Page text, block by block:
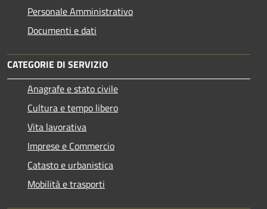
Personale Amministrativo
Documenti e dati
CATEGORIE DI SERVIZIO
Anagrafe e stato civile
Cultura e tempo libero
Vita lavorativa
Imprese e Commercio
Catasto e urbanistica
Mobilità e trasporti